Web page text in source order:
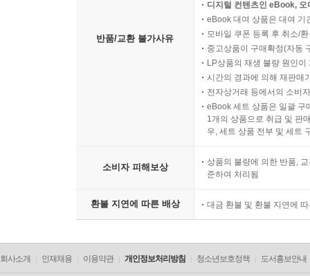
반품/교환 불가사유
디지털 컨텐츠인 eBook,
eBook 대여 상품은 대여 기
모바일 쿠폰 등록 후 취소/
중고상품이 구매확정(자동
LP상품의 재생 불량 원인
시간의 경과에 의해 재판매
전자상거래 등에서의 소비
eBook 세트 상품은 일괄 구
1개의 상품으로 취급 및 판
우, 세트 상품 전부 및 세트
소비자 피해보상
상품의 불량에 의한 반품,
준하여 처리됨
환불 지연에 따른 배상 대금 환불 및 환불 지연에
회사소개 인재채용 이용약관 개인정보처리방침 청소년보호정책 도서홍보안내